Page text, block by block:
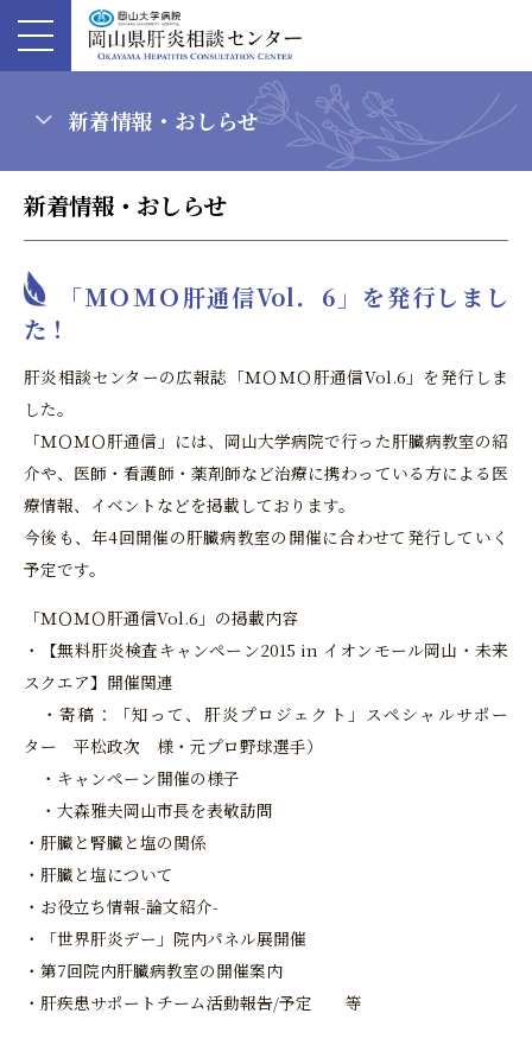
新着情報・おしらせ
新着情報・おしらせ
「ＭＯＭＯ肝通信Vol．6」を発行しまし
た！
肝炎相談センターの広報誌「ＭＯＭＯ肝通信Vol.6」を発行しま
した。
「ＭＯＭＯ肝通信」には、岡山大学病院で行った肝臓病教室の紹
介や、医師・看護師・薬剤師など治療に携わっている方による医
療情報、イベントなどを掲載しております。
今後も、年4回開催の肝臓病教室の開催に合わせて発行していく
予定です。
「ＭＯＭＯ肝通信Vol.6」の掲載内容
・【無料肝炎検査キャンペーン2015 in イオンモール岡山・未来
スクエア】開催関連
・寄稿：「知って、肝炎プロジェクト」スペシャルサポー
ター 平松政次 様・元プロ野球選手）
・キャンペーン開催の様子
・大森雅夫岡山市長を表敬訪問
・肝臓と腎臓と塩の関係
・肝臓と塩について
・お役立ち情報-論文紹介-
・「世界肝炎デー」院内パネル展開催
・第7回院内肝臓病教室の開催案内
・肝疾患サポートチーム活動報告/予定 等